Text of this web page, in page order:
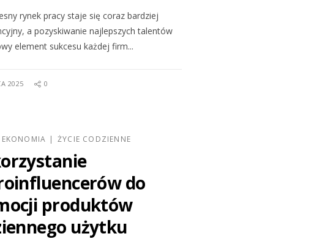
rynek pracy staje się coraz bardziej
a pozyskiwanie najlepszych talentów
element sukcesu każdej firm...
2025 0
ŻYCIE CODZIENNE
do
produktów
użytku